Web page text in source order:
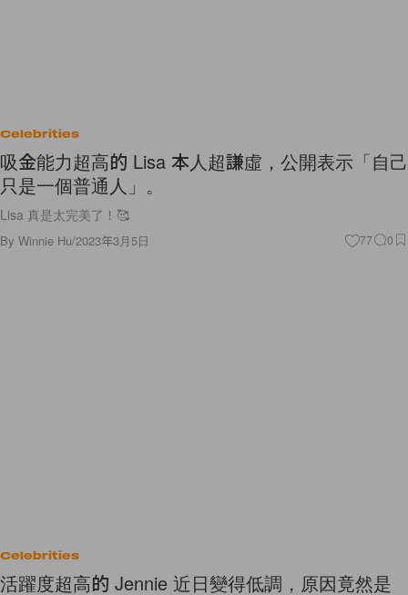
Celebrities
吸金能力超高的 Lisa 本人超謙虛，公開表示「自己
只是一個普通人」。
Lisa 真是太完美了！🥰
By Winnie Hu/2023年3月5日 77 0
Celebrities
活躍度超高的 Jennie 近日變得低調，原因竟然是